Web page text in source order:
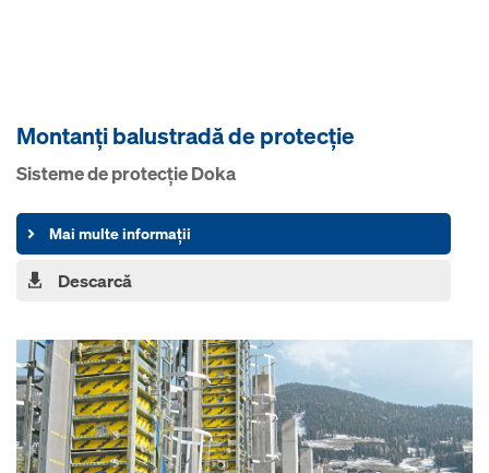
Montanţi balustradă de protecţie
Sisteme de protecţie Doka
Mai multe informații
Descarcă